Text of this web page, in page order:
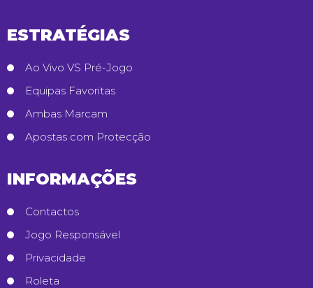
ESTRATÉGIAS
Ao Vivo VS Pré-Jogo
Equipas Favoritas
Ambas Marcam
Apostas com Protecção
INFORMAÇÕES
Contactos
Jogo Responsável
Privacidade
Roleta